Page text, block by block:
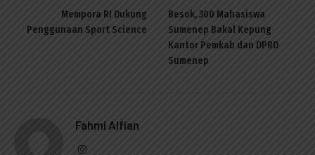
Mempora RI Dukung
Penggunaan Sport Science
Besok, 300 Mahasiswa
Sumenep Bakal Kepung
Kantor Pemkab dan DPRD
Sumenep
Fahmi Alfian
Instagram